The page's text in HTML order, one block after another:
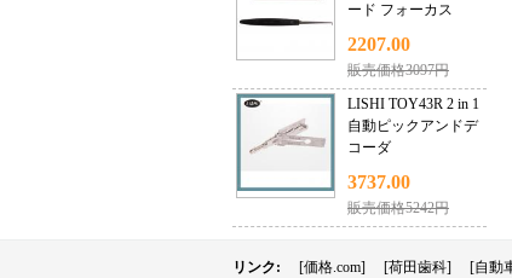
ード フォーカス
2207.00
販売価格3097円
LISHI TOY43R 2 in 1
自動ピックアンドデ
コーダ
3737.00
販売価格5242円
リンク: [価格.com] [荷田歯科] [自動